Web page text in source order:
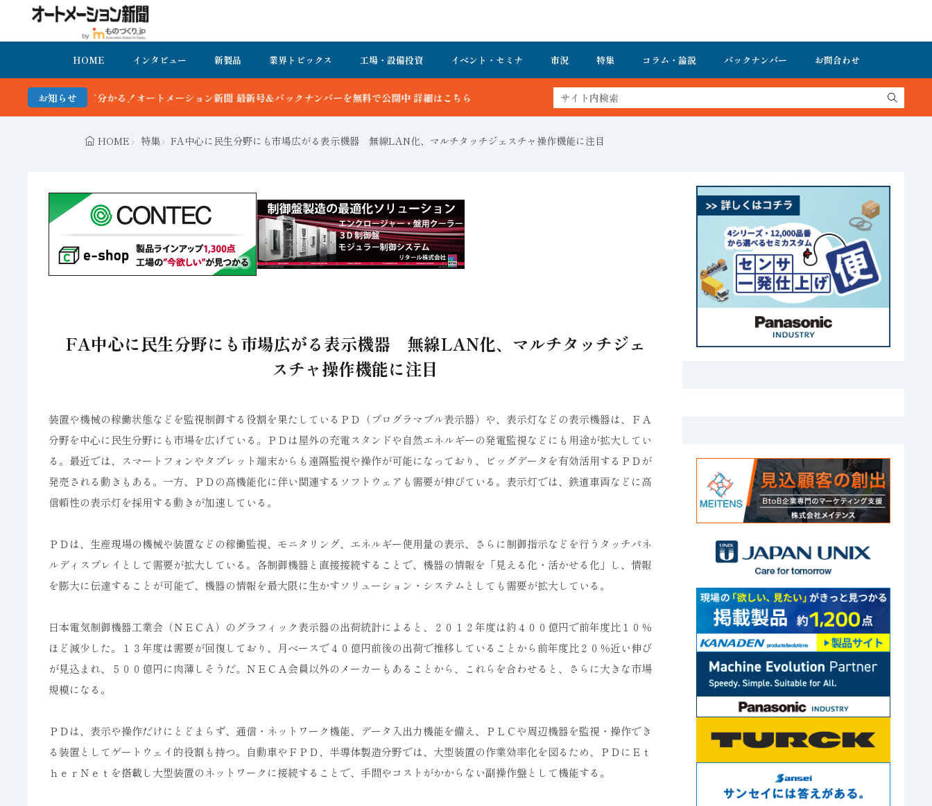
HOME インタビュー 新製品 業界トピックス 工場・設備投資 イベント・セミナ 市況 特集 コラム・論説 バックナンバー お問合わせ
お知らせ
る！オートメーション新聞 最新号＆バックナンバーを無料で公開中 詳細はこちら
HOME 特集 FA中心に民生分野にも市場広がる表示機器 無線LAN化、マルチタッチジェスチャ操作機能に注目
FA中心に民生分野にも市場広がる表示機器 無線LAN化、マルチタッチジェ
スチャ操作機能に注目
装置や機械の稼働状態などを監視制御する役割を果たしているＰＤ（プログラマブル表示器）や、表示灯などの表示機器は、ＦＡ
分野を中心に民生分野にも市場を広げている。ＰＤは屋外の充電スタンドや自然エネルギーの発電監視などにも用途が拡大してい
る。最近では、スマートフォンやタブレット端末からも遠隔監視や操作が可能になっており、ビッグデータを有効活用するＰＤが
発売される動きもある。一方、ＰＤの高機能化に伴い関連するソフトウェアも需要が伸びている。表示灯では、鉄道車両などに高
信頼性の表示灯を採用する動きが加速している。
ＰＤは、生産現場の機械や装置などの稼働監視、モニタリング、エネルギー使用量の表示、さらに制御指示などを行うタッチパネ
ルディスプレイとして需要が拡大している。各制御機器と直接接続することで、機器の情報を「見える化・活かせる化」し、情報
を膨大に伝達することが可能で、機器の情報を最大限に生かすソリューション・システムとしても需要が拡大している。
日本電気制御機器工業会（ＮＥＣＡ）のグラフィック表示器の出荷統計によると、２０１２年度は約４００億円で前年度比１０％
ほど減少した。１３年度は需要が回復しており、月ベースで４０億円前後の出荷で推移していることから前年度比２０％近い伸び
が見込まれ、５００億円に肉薄しそうだ。ＮＥＣＡ会員以外のメーカーもあることから、これらを合わせると、さらに大きな市場
規模になる。
ＰＤは、表示や操作だけにとどまらず、通信・ネットワーク機能、データ入出力機能を備え、ＰＬＣや周辺機器を監視・操作でき
る装置としてゲートウェイ的役割も持つ。自動車やＦＰＤ、半導体製造分野では、大型装置の作業効率化を図るため、ＰＤにＥｔ
ｈｅｒＮｅｔを搭載し大型装置のネットワークに接続することで、手間やコストがかからない副操作盤として機能する。